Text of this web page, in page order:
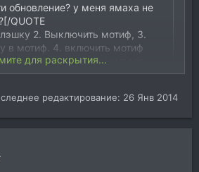
обновление? у меня ямаха не
QUOTE
2. Выключить мотиф, 3.
в мотиф. 4. включить мотиф
utility и кнопку курсор
для раскрытия...
к лучшему!
для раскрытия...
редактирование: 26 Янв 2014